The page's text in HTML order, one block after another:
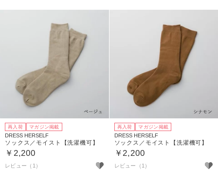
再入荷 マガジン掲載
DRESS HERSELF
ソックス／モイスト【洗濯機可】
￥2,200
レビュー（1）
再入荷 マガジン掲載
DRESS HERSELF
ソックス／モイスト【洗濯機可】
￥2,200
レビュー（1）